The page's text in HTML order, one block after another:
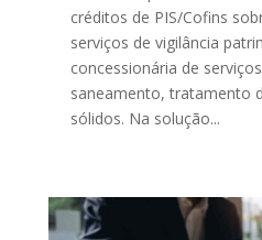
créditos de PIS/Cofins
serviços de vigilância
concessionária de
saneamento, tratamento
sólidos. Na solução...